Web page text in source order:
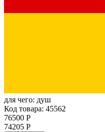
для чего: душ
Код товара: 45562
76500 Р
74205 Р